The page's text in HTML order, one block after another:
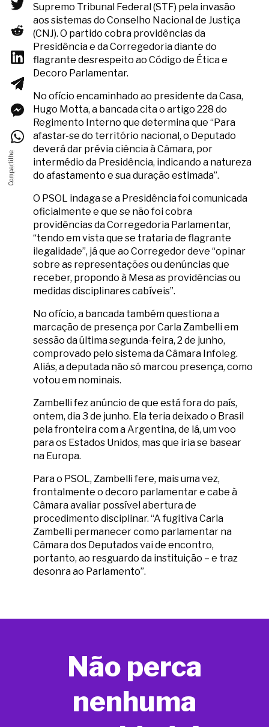
Supremo Tribunal Federal (STF) pela invasão
aos sistemas do Conselho Nacional de Justiça
(CNJ). O partido cobra providências da
Presidência e da Corregedoria diante do
flagrante desrespeito ao Código de Ética e
Decoro Parlamentar.
No ofício encaminhado ao presidente da Casa,
Hugo Motta, a bancada cita o artigo 228 do
Regimento Interno que determina que “Para
afastar-se do território nacional, o Deputado
deverá dar prévia ciência à Câmara, por
intermédio da Presidência, indicando a natureza
do afastamento e sua duração estimada”.
O PSOL indaga se a Presidência foi comunicada
oficialmente e que se não foi cobra
providências da Corregedoria Parlamentar,
“tendo em vista que se trataria de flagrante
ilegalidade”, já que ao Corregedor deve “opinar
sobre as representações ou denúncias que
receber, propondo à Mesa as providências ou
medidas disciplinares cabíveis”.
No ofício, a bancada também questiona a
marcação de presença por Carla Zambelli em
sessão da última segunda-feira, 2 de junho,
comprovado pelo sistema da Câmara Infoleg.
Aliás, a deputada não só marcou presença, como
votou em nominais.
Zambelli fez anúncio de que está fora do país,
ontem, dia 3 de junho. Ela teria deixado o Brasil
pela fronteira com a Argentina, de lá, um voo
para os Estados Unidos, mas que iria se basear
na Europa.
Para o PSOL, Zambelli fere, mais uma vez,
frontalmente o decoro parlamentar e cabe à
Câmara avaliar possível abertura de
procedimento disciplinar. “A fugitiva Carla
Zambelli permanecer como parlamentar na
Câmara dos Deputados vai de encontro,
portanto, ao resguardo da instituição – e traz
desonra ao Parlamento”.
Não perca
nenhuma